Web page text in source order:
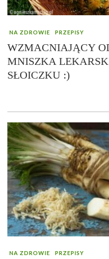
NA ZDROWIE PRZEPISY
WZMACNIAJĄCY
MNISZKA
SŁOICZKU :)
NA ZDROWIE PRZEPISY